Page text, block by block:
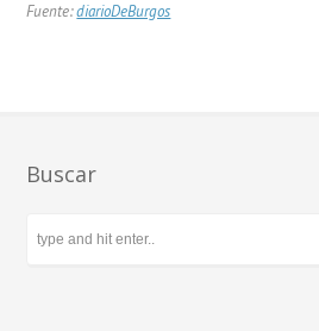
Fuente:diarioDeBurgos
Buscar